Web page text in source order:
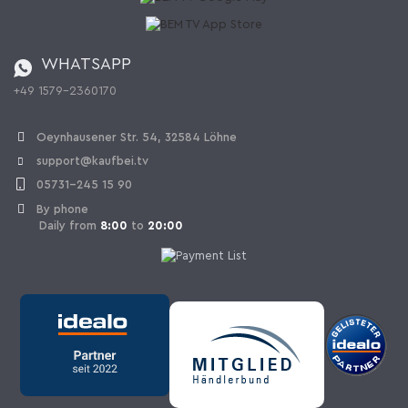
Ordering from Switzerland
WHATSAPP
+49 1579-2360170
Oeynhausener Str. 54, 32584 Löhne
support@kaufbei.tv
05731-245 15 90
By phone
Daily from 8:00 to 20:00